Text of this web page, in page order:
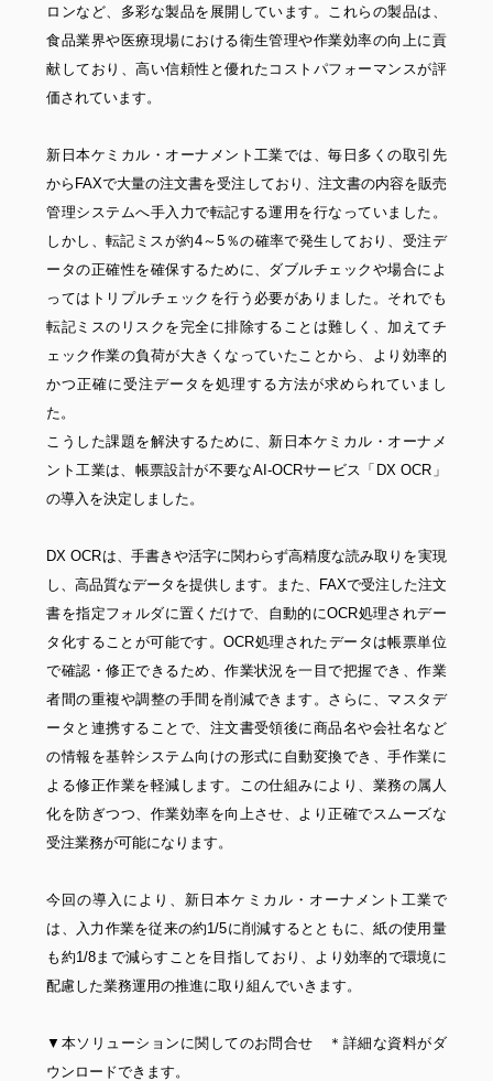
ロンなど、多彩な製品を展開しています。これらの製品は、
食品業界や医療現場における衛生管理や作業効率の向上に貢
献しており、高い信頼性と優れたコストパフォーマンスが評
価されています。
新日本ケミカル・オーナメント工業では、毎日多くの取引先
からFAXで大量の注文書を受注しており、注文書の内容を販売
管理システムへ手入力で転記する運用を行なっていました。
しかし、転記ミスが約4～5％の確率で発生しており、受注デ
ータの正確性を確保するために、ダブルチェックや場合によ
ってはトリプルチェックを行う必要がありました。それでも
転記ミスのリスクを完全に排除することは難しく、加えてチ
ェック作業の負荷が大きくなっていたことから、より効率的
かつ正確に受注データを処理する方法が求められていまし
た。
こうした課題を解決するために、新日本ケミカル・オーナメ
ント工業は、帳票設計が不要なAI-OCRサービス「DX OCR」
の導入を決定しました。
DX OCRは、手書きや活字に関わらず高精度な読み取りを実現
し、高品質なデータを提供します。また、FAXで受注した注文
書を指定フォルダに置くだけで、自動的にOCR処理されデー
タ化することが可能です。OCR処理されたデータは帳票単位
で確認・修正できるため、作業状況を一目で把握でき、作業
者間の重複や調整の手間を削減できます。さらに、マスタデ
ータと連携することで、注文書受領後に商品名や会社名など
の情報を基幹システム向けの形式に自動変換でき、手作業に
よる修正作業を軽減します。この仕組みにより、業務の属人
化を防ぎつつ、作業効率を向上させ、より正確でスムーズな
受注業務が可能になります。
今回の導入により、新日本ケミカル・オーナメント工業で
は、入力作業を従来の約1/5に削減するとともに、紙の使用量
も約1/8まで減らすことを目指しており、より効率的で環境に
配慮した業務運用の推進に取り組んでいきます。
▼本ソリューションに関してのお問合せ ＊詳細な資料がダ
ウンロードできます。